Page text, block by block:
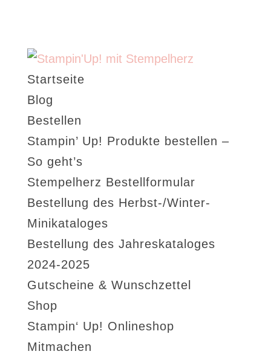
Startseite
Blog
Bestellen
Stampin’ Up! Produkte bestellen –
So geht’s
Stempelherz Bestellformular
Bestellung des Herbst-/Winter-
Minikataloges
Bestellung des Jahreskataloges
2024-2025
Gutscheine & Wunschzettel
Shop
Stampin‘ Up! Onlineshop
Mitmachen